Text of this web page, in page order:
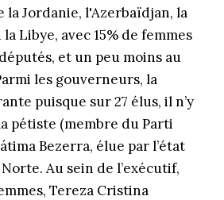
Jordanie, l'Azerbaïdjan, la
Libye, avec 15% de femmes
et un peu moins au
les gouverneurs, la
puisque sur 27 élus, il n’y
pétiste (membre du Parti
Bezerra, élue par l’état
Au sein de l’exécutif,
Tereza Cristina